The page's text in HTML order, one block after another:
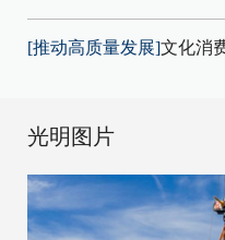
[推动高质量发展]文化消
光明图片